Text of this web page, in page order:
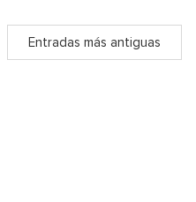
Entradas más antiguas